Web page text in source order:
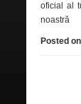
oficial al
noastră
Posted on